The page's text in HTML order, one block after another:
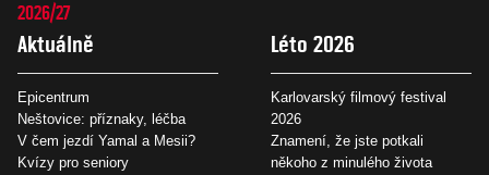
2026/27
Aktuálně
Epicentrum
Neštovice: příznaky, léčba
V čem jezdí Yamal a Mesii?
Kvízy pro seniory
Léto 2026
Karlovarský filmový festival
2026
Znamení, že jste potkali
někoho z minulého života